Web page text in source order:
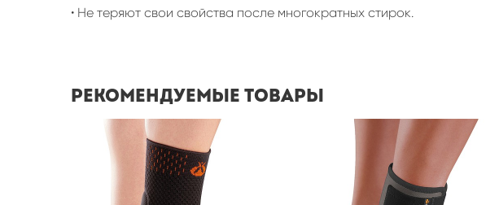
• Не теряют свои свойства после многократных стирок.
Рекомендуемые товары